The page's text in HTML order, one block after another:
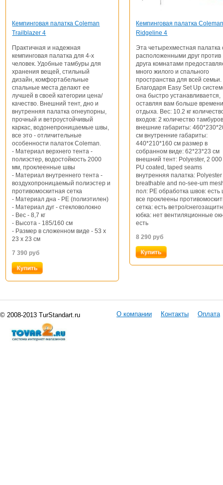
Кемпинговая палатка Coleman
Trailblazer 4
Практичная и надежная
кемпинговая палатка для 4-х
человек. Удобные тамбуры для
хранения вещей, стильный
дизайн, комфортабельные
спальные места делают ее
лучшей в своей категории цена/
качество. Внешний тент, дно и
внутренняя палатка огнеупорны,
прочный и ветроустойчивый
каркас, водонепроницаемые швы,
все это - отличительные
особенности палаток Coleman.
- Материал верхнего тента -
полиэстер, водостойкость 2000
мм, проклеенные швы
- Материал внутреннего тента -
воздухопроницаемый полиэстер и
противомоскитная сетка
- Материал дна - PE (полиэтилен)
- Материал дуг - стекловолокно
- Вес - 8,7 кг
- Высота - 185/160 см
- Размер в сложенном виде - 53 х
23 х 23 см
7 390 руб
Кемпинговая палатка
Ridgeline 4
Эта четырехместная палатка
расположенными друг против
друга комнатами
много жилого и спального
пространства для всей семьи.
Благодаря Easy Set Up
она быстро устанавливается,
оставляя вам больше
отдыха. Вес: 10.2 кг
входов: 2 количество
внешние габариты:
см внутренние габариты:
440*210*160 см размер в
собранном виде: 62*23*23 см
внешний тент: Polyester, 2
PU coated, taped seams
внутренняя палатка: Polyester
breathable and no-see-um
пол: PE обработка швов:
все проклеены
сетка: есть ветро/
юбка: нет вентиляционные
есть
8 290 руб
© 2008-2013 TurStandart.ru О компании Контакты Оплата